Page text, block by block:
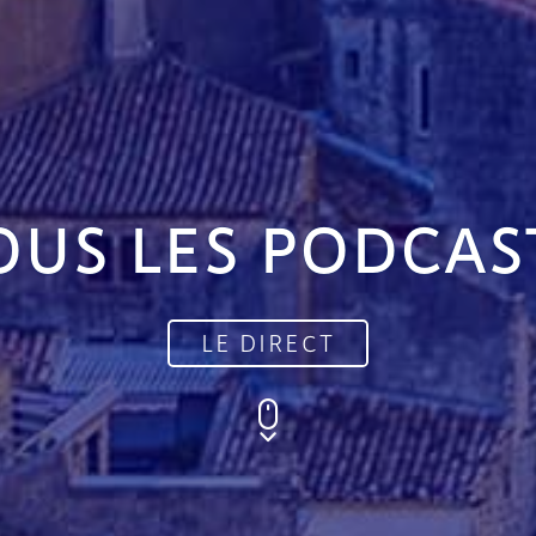
LES
LE DIRECT